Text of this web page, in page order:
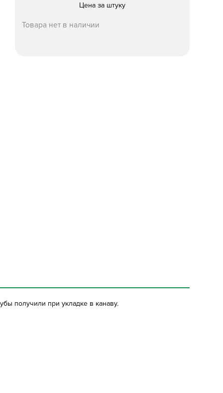
Цена за штуку
Товара нет в наличии
получили при укладке в канаву.